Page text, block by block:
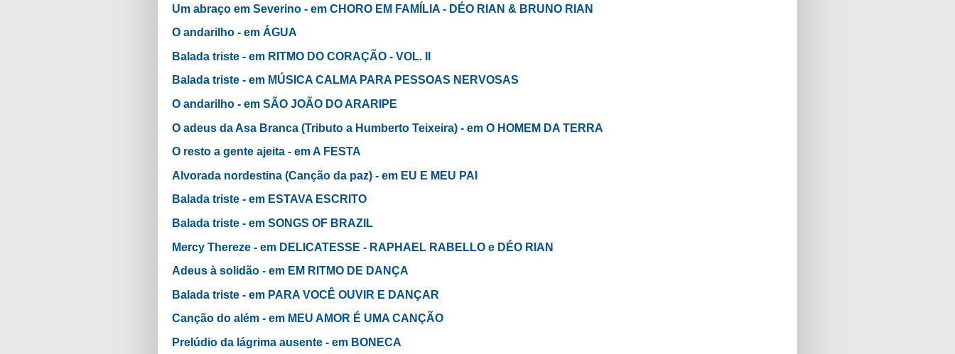
Um abraço em Severino - em CHORO EM FAMÍLIA - DÉO RIAN & BRUNO RIAN
O andarilho - em ÁGUA
Balada triste - em RITMO DO CORAÇÃO - VOL. II
Balada triste - em MÚSICA CALMA PARA PESSOAS NERVOSAS
O andarilho - em SÃO JOÃO DO ARARIPE
O adeus da Asa Branca (Tributo a Humberto Teixeira) - em O HOMEM DA TERRA
O resto a gente ajeita - em A FESTA
Alvorada nordestina (Canção da paz) - em EU E MEU PAI
Balada triste - em ESTAVA ESCRITO
Balada triste - em SONGS OF BRAZIL
Mercy Thereze - em DELICATESSE - RAPHAEL RABELLO e DÉO RIAN
Adeus à solidão - em EM RITMO DE DANÇA
Balada triste - em PARA VOCÊ OUVIR E DANÇAR
Canção do além - em MEU AMOR É UMA CANÇÃO
Prelúdio da lágrima ausente - em BONECA